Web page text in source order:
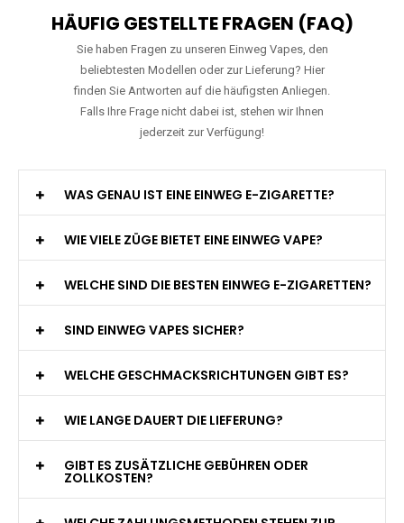
HÄUFIG GESTELLTE FRAGEN (FAQ)
Sie haben Fragen zu unseren Einweg Vapes, den
beliebtesten Modellen oder zur Lieferung? Hier
finden Sie Antworten auf die häufigsten Anliegen.
Falls Ihre Frage nicht dabei ist, stehen wir Ihnen
jederzeit zur Verfügung!
WAS GENAU IST EINE EINWEG E-ZIGARETTE?
WIE VIELE ZÜGE BIETET EINE EINWEG VAPE?
WELCHE SIND DIE BESTEN EINWEG E-ZIGARETTEN?
SIND EINWEG VAPES SICHER?
WELCHE GESCHMACKSRICHTUNGEN GIBT ES?
WIE LANGE DAUERT DIE LIEFERUNG?
GIBT ES ZUSÄTZLICHE GEBÜHREN ODER
ZOLLKOSTEN?